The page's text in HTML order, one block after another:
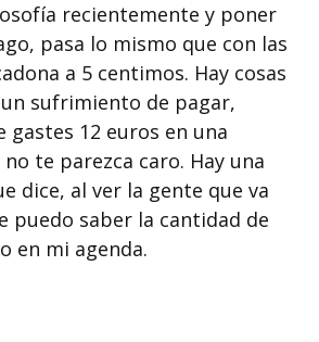
recientemente y poner
pasa lo mismo que con las
a 5 centimos. Hay cosas
sufrimiento de pagar,
gastes 12 euros en una
te parezca caro. Hay una
dice, al ver la gente que va
puedo saber la cantidad de
en mi agenda.